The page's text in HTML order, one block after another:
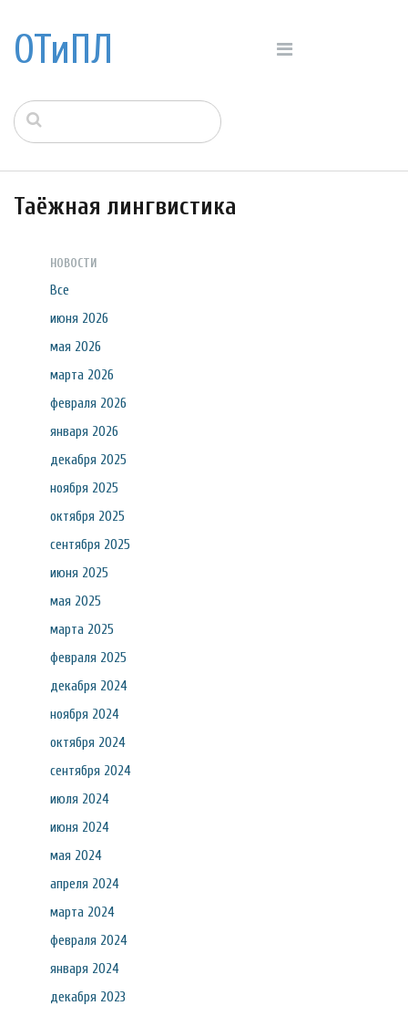
ОТиПЛ
Таёжная лингвистика
НОВОСТИ
Все
июня 2026
мая 2026
марта 2026
февраля 2026
января 2026
декабря 2025
ноября 2025
октября 2025
сентября 2025
июня 2025
мая 2025
марта 2025
февраля 2025
декабря 2024
ноября 2024
октября 2024
сентября 2024
июля 2024
июня 2024
мая 2024
апреля 2024
марта 2024
февраля 2024
января 2024
декабря 2023